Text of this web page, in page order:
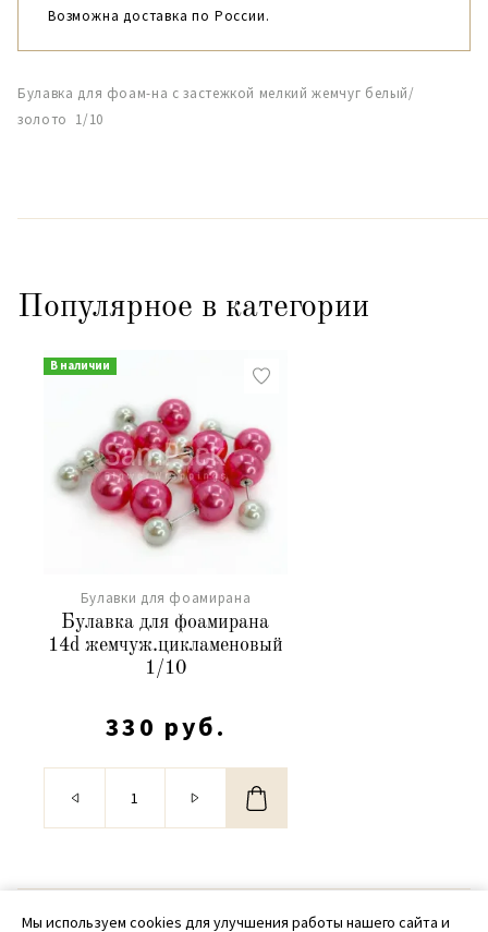
Возможна доставка по России.
Булавка для фоам-на с застежкой мелкий жемчуг белый/
золото 1/10
Популярное в категории
В наличии
Булавки для фоамирана
Булавка для фоамирана
14d жемчуж.цикламеновый
1/10
330 руб.
© 2020 - 2026 SamPack
Мы используем cookies для улучшения работы нашего сайта и